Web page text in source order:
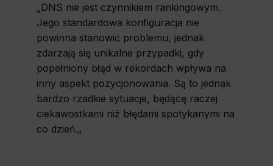
„DNS nie jest czynnikiem rankingowym.
Jego standardowa konfiguracja nie
powinna stanowić problemu, jednak
zdarzają się unikalne przypadki, gdy
popełniony błąd w rekordach wpływa na
inny aspekt pozycjonowania. Są to jednak
bardzo rzadkie sytuacje, będącę raczej
ciekawostkami niż błędami spotykanymi na
co dzień.„